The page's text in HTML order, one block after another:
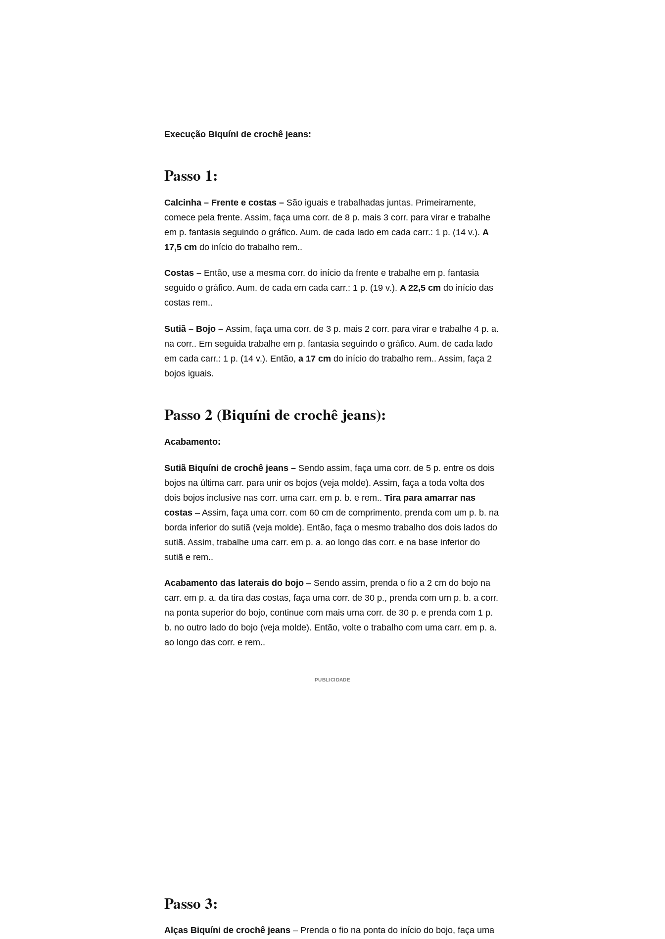
Execução Biquíni de crochê jeans:
Passo 1:
Calcinha – Frente e costas – São iguais e trabalhadas juntas. Primeiramente,
comece pela frente. Assim, faça uma corr. de 8 p. mais 3 corr. para virar e trabalhe
em p. fantasia seguindo o gráfico. Aum. de cada lado em cada carr.: 1 p. (14 v.). A
17,5 cm do início do trabalho rem..
Costas – Então, use a mesma corr. do início da frente e trabalhe em p. fantasia
seguido o gráfico. Aum. de cada em cada carr.: 1 p. (19 v.). A 22,5 cm do início das
costas rem..
Sutiã – Bojo – Assim, faça uma corr. de 3 p. mais 2 corr. para virar e trabalhe 4 p. a.
na corr.. Em seguida trabalhe em p. fantasia seguindo o gráfico. Aum. de cada lado
em cada carr.: 1 p. (14 v.). Então, a 17 cm do início do trabalho rem.. Assim, faça 2
bojos iguais.
Passo 2 (Biquíni de crochê jeans):
Acabamento:
Sutiã Biquíni de crochê jeans – Sendo assim, faça uma corr. de 5 p. entre os dois
bojos na última carr. para unir os bojos (veja molde). Assim, faça a toda volta dos
dois bojos inclusive nas corr. uma carr. em p. b. e rem.. Tira para amarrar nas
costas – Assim, faça uma corr. com 60 cm de comprimento, prenda com um p. b. na
borda inferior do sutiã (veja molde). Então, faça o mesmo trabalho dos dois lados do
sutiã. Assim, trabalhe uma carr. em p. a. ao longo das corr. e na base inferior do
sutiã e rem..
Acabamento das laterais do bojo – Sendo assim, prenda o fio a 2 cm do bojo na
carr. em p. a. da tira das costas, faça uma corr. de 30 p., prenda com um p. b. a corr.
na ponta superior do bojo, continue com mais uma corr. de 30 p. e prenda com 1 p.
b. no outro lado do bojo (veja molde). Então, volte o trabalho com uma carr. em p. a.
ao longo das corr. e rem..
PUBLICIDADE
Passo 3:
Alças Biquíni de crochê jeans – Prenda o fio na ponta do início do bojo, faça uma